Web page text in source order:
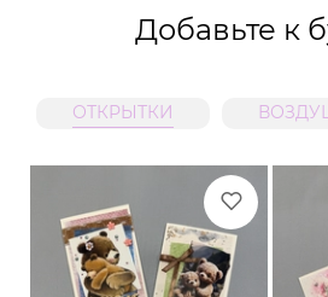
Добавьте к
ОТКРЫТКИ